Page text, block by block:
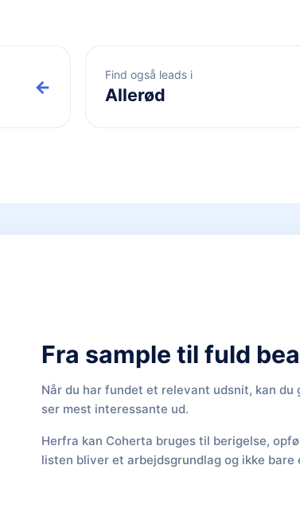
←
Find også leads i
Allerød
Fra sample til fuld
Når du har fundet et relevant udsnit, kan du
ser mest interessante ud.
Herfra kan Coherta bruges til berigelse,
listen bliver et arbejdsgrundlag og ikke bare